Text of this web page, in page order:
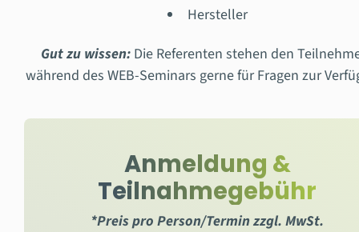
Hersteller
Gut zu wissen: Die Referenten stehen den
während des WEB-Seminars gerne für Fragen zur
Anmeldung &
Teilnahmegebühr
*Preis pro Person/Termin zzgl. MwSt.